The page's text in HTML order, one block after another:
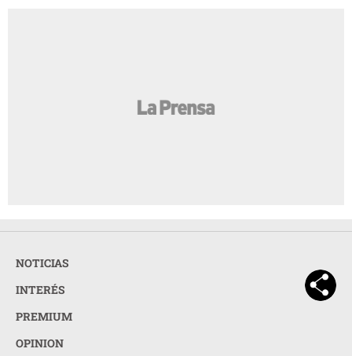
NOTICIAS
INTERÉS
PREMIUM
OPINION